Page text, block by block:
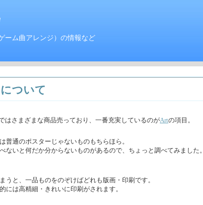
ーム曲アレンジ）の情報など
ついて
はさまざまな商品売っており、一番充実しているのがArtの項目。
普通のポスターじゃないものもちらほら。
いと何だか分からないものがあるので、ちょっと調べてみました。
と、一品ものをのぞけばどれも版画・印刷です。
には高精細・きれいに印刷がされます。